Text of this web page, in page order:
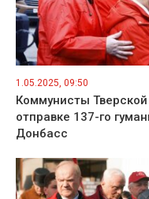
1.05.2025, 09:50
Коммунисты
отправке 137-го
Донбасс